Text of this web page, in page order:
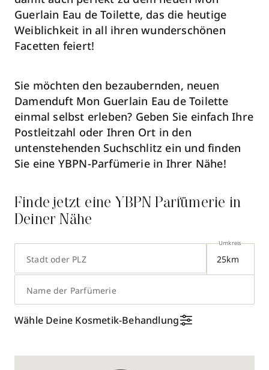
Guerlain Eau de Toilette, das die heutige
Weiblichkeit in all ihren wunderschönen
Facetten feiert!
Sie möchten den bezaubernden, neuen
Damenduft Mon Guerlain Eau de Toilette
einmal selbst erleben? Geben Sie einfach Ihre
Postleitzahl oder Ihren Ort in den
untenstehenden Suchschlitz ein und finden
Sie eine YBPN-Parfümerie in Ihrer Nähe!
Finde jetzt eine YBPN Parfümerie in
Deiner Nähe
Stadt oder PLZ
Umkreis
Name der Parfümerie
Wähle Deine Kosmetik-Behandlung